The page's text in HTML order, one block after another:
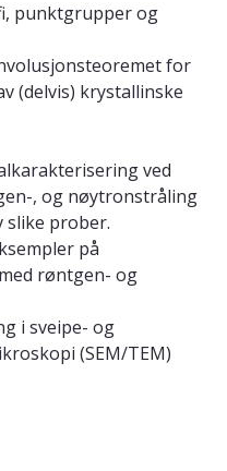
punktgrupper og
for
(delvis) krystallinske
ved
, og nøytronstråling
slike prober.
på
røntgen- og
i sveipe- og
(SEM/TEM)